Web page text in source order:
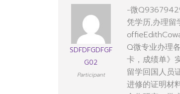
SDFDFGDFGF
G02
Participant
-微
凭学历,办理留
Q微专业办理
卡，成绩单》
留学回国人员
进修的证明材